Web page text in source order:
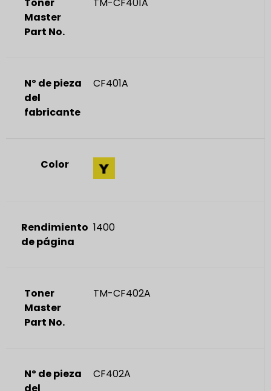
Master
Part No.
Nº de pieza
del
fabricante
CF401A
Color
Rendimiento
de página
1400
Toner
Master
Part No.
TM-CF402A
Nº de pieza
del
CF402A